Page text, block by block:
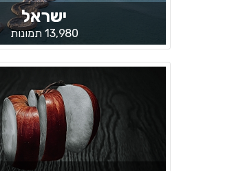
ישראל
13,980 תמונות